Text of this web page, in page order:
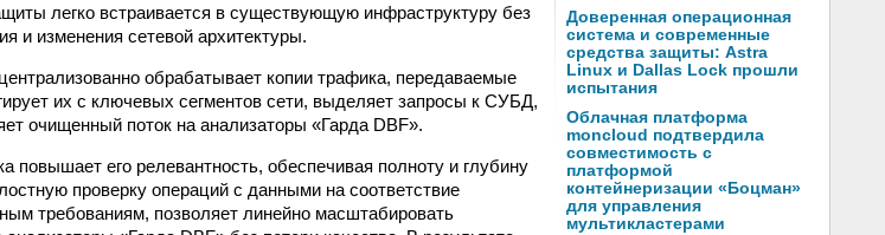
легко встраивается в существующую инфраструктуру без
и изменения сетевой архитектуры.
обрабатывает копии трафика, передаваемые
их с ключевых сегментов сети, выделяет запросы к СУБД,
очищенный поток на анализаторы «Гарда DBF».
повышает его релевантность, обеспечивая полноту и глубину
проверку операций с данными на соответствие
требованиям, позволяет линейно масштабировать
Доверенная операционная
система и современные
средства защиты: Astra
Linux и Dallas Lock прошли
испытания
Облачная платформа
moncloud подтвердила
совместимость с
платформой
контейнеризации «Боцман»
для управления
мультикластерами